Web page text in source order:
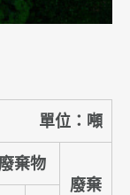
單位：噸
棄物
廢棄